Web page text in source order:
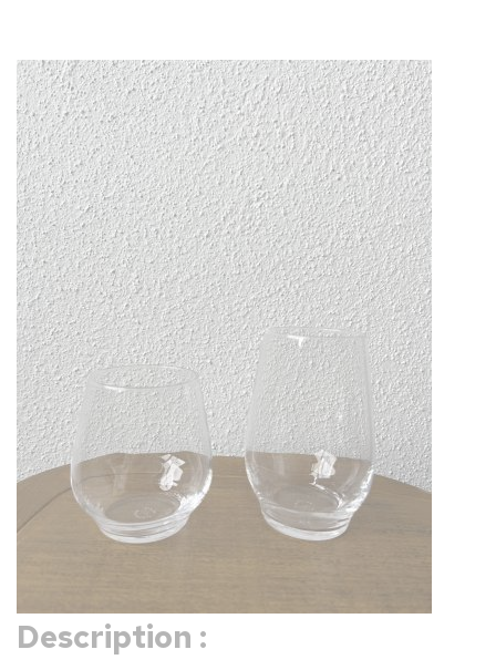
Description :